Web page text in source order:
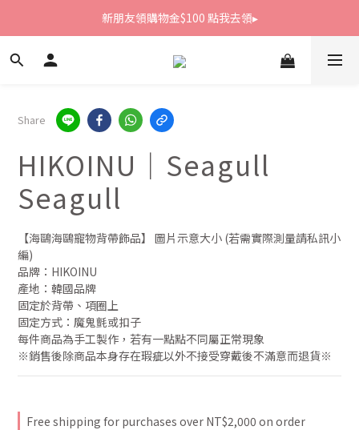
新朋友領購物金$100 點我去領▸
新朋友領購物金$100 點我去領▸
全館滿1800免運
Share
HIKOINU｜Seagull
Seagull
【海鷗海鷗寵物背帶飾品】 圖片示意大小 (若需實際測量請私訊小
編)
品牌：HIKOINU
產地：韓國品牌
固定於背帶、項圈上
固定方式：魔鬼氈或扣子
每件商品為手工製作，若有一點點不同屬正常現象
※銷售後除商品本身存在瑕疵以外不接受穿戴後不滿意而退貨※
Free shipping for purchases over NT$2,000 on order